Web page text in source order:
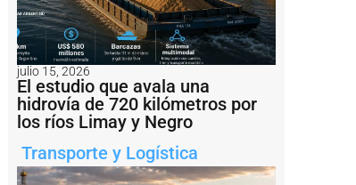
julio 15, 2026
El estudio que avala una
hidrovía de 720 kilómetros por
los ríos Limay y Negro
Transporte y Logística